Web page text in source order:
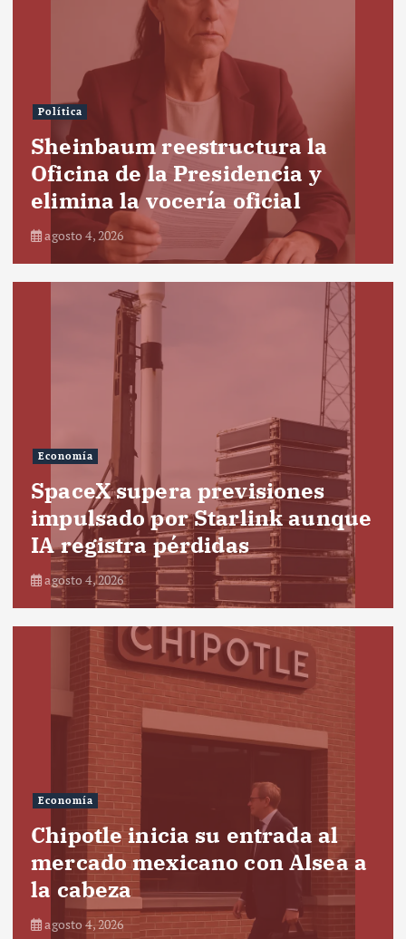
Política
Sheinbaum reestructura la
Oficina de la Presidencia y
elimina la vocería oficial
agosto 4, 2026
Economía
SpaceX supera previsiones
impulsado por Starlink aunque
IA registra pérdidas
agosto 4, 2026
Economía
Chipotle inicia su entrada al
mercado mexicano con Alsea a
la cabeza
agosto 4, 2026